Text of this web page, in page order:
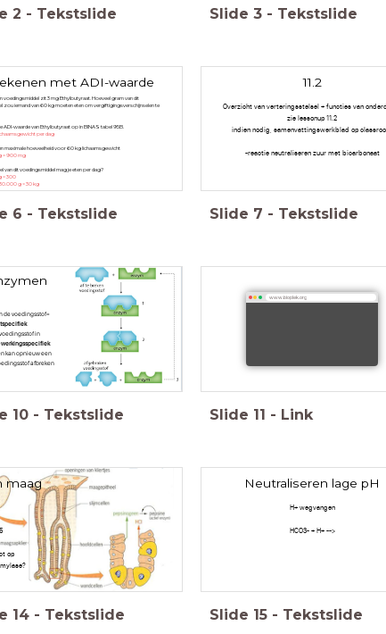
2 - Tekstslide Slide 3 - Tekstslide
met ADI-waarde
voedingsmiddel zit 3 mg Ethylbutyraat. Hoeveel gram van dit
zou iemand van 60 kg moeten eten om vergiftigingsverschijnselen te
ADI-waarde van Ethylbutyraat op in BINAS tabel 95B.
per dag
maximale hoeveelheid voor 60 kg lichaamsgewicht
= 900 mg
van dit voedingsmiddel mag je eten per dag?
= 300
g = 30 kg
6 - Tekstslide
11.2
Overzicht van verteringsstelsel + functies van
zie lessonup 11.2
indien nodig, samenvattingswerkblad op
-reactie neutraliseren zuur met bicarbonaat
Slide 7 - Tekstslide
de voedingsstof=
in
werkingsspecifiek
kan opnieuw een
afbreken
10 - Tekstslide
www.bioplek.org
Slide 11 - Link
maag
op
14 - Tekstslide
Neutraliseren lage pH
H+ wegvangen
HCO3- + H+ -->
Slide 15 - Tekstslide